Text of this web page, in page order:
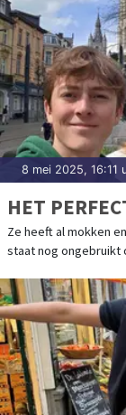
8 mei 2025, 16:11
HET
Ze heeft al mokken
staat nog ongebruikt